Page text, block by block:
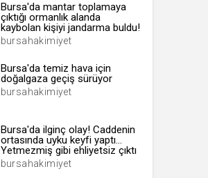
Bursa'da mantar toplamaya
çıktığı ormanlık alanda
kaybolan kişiyi jandarma buldu!
bursahakimiyet
Bursa'da temiz hava için
doğalgaza geçiş sürüyor
bursahakimiyet
Bursa'da ilginç olay! Caddenin
ortasında uyku keyfi yaptı...
Yetmezmiş gibi ehliyetsiz çıktı
bursahakimiyet